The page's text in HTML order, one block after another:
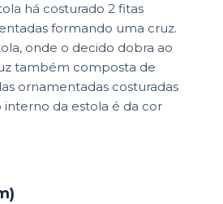
há costurado 2 fitas
formando uma cruz.
onde o decido dobra ao
também composta de
ornamentadas costuradas
interno da estola é da cor